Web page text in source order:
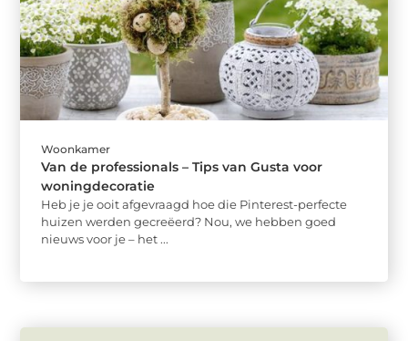
Woonkamer
Van de professionals – Tips van Gusta voor
woningdecoratie
Heb je je ooit afgevraagd hoe die Pinterest-perfecte
huizen werden gecreëerd? Nou, we hebben goed
nieuws voor je – het ...